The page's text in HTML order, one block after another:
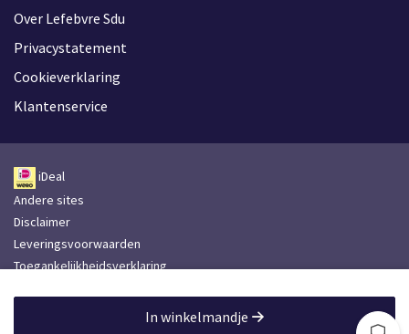
In winkelmandje
Over Lefebvre Sdu
Privacystatement
Cookieverklaring
Klantenservice
iDeal
Andere sites
Disclaimer
Leveringsvoorwaarden
Toegankelijkheidsverklaring